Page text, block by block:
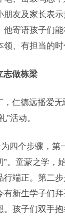
朋友及家长表
他寄语孩子们
、有担当的时
志做栋梁
，仁德远播爱
”活动。
为四个步骤，
”。童蒙之学，
端正。第二
有新生学子们
。孩子们双手